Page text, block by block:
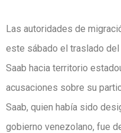
Las autoridades de
este sábado el traslado
Saab hacia territorio
acusaciones sobre su
Saab, quien había sido
gobierno venezolano, fue